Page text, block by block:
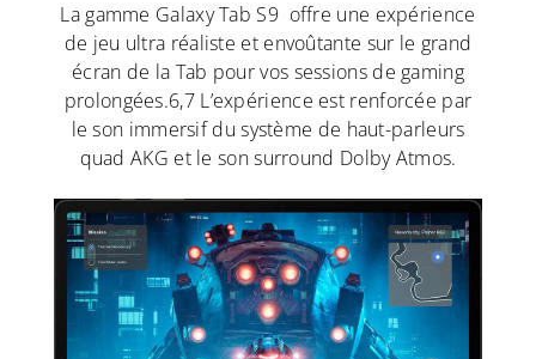
La gamme Galaxy Tab S9 offre une expérience
de jeu ultra réaliste et envoûtante sur le grand
écran de la Tab pour vos sessions de gaming
prolongées.6,7 L’expérience est renforcée par
le son immersif du système de haut-parleurs
quad AKG et le son surround Dolby Atmos.